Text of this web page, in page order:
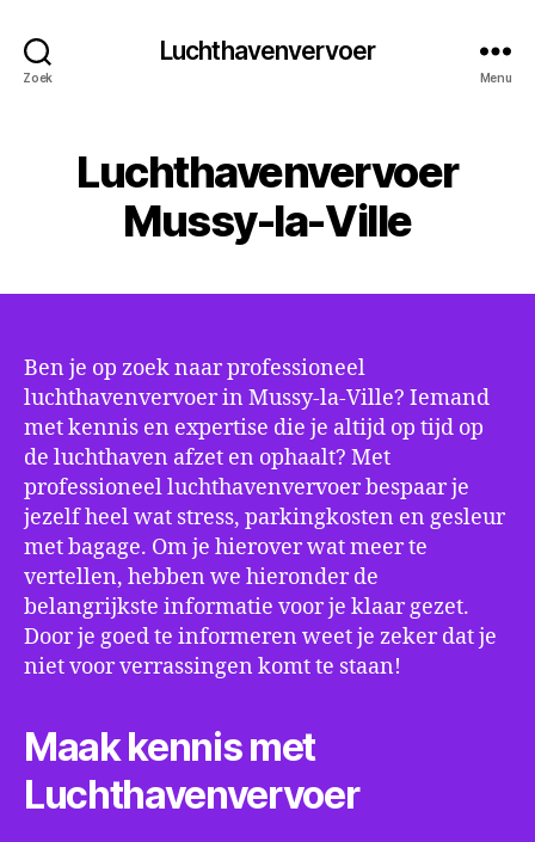
Zoek
Luchthavenvervoer
Menu
Luchthavenvervoer
Mussy-la-Ville
Ben je op zoek naar professioneel
luchthavenvervoer in Mussy-la-Ville? Iemand
met kennis en expertise die je altijd op tijd op
de luchthaven afzet en ophaalt? Met
professioneel luchthavenvervoer bespaar je
jezelf heel wat stress, parkingkosten en gesleur
met bagage. Om je hierover wat meer te
vertellen, hebben we hieronder de
belangrijkste informatie voor je klaar gezet.
Door je goed te informeren weet je zeker dat je
niet voor verrassingen komt te staan!
Maak kennis met
Luchthavenvervoer